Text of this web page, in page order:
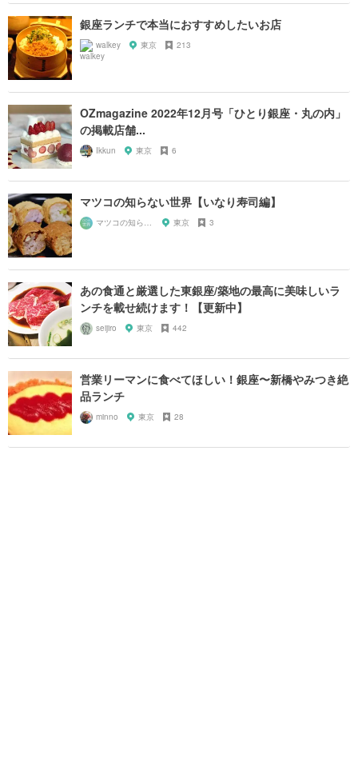
銀座ランチで本当におすすめしたいお店
walkey 東京 213
OZmagazine 2022年12月号「ひとり銀座・丸の内」
の掲載店舗...
Ikkun 東京 6
マツコの知らない世界【いなり寿司編】
東京 3
あの食通と厳選した東銀座/築地の最高に美味しいラ
ンチを載せ続けます！【更新中】
seijiro 東京 442
営業リーマンに食べてほしい！銀座〜新橋やみつき絶
品ランチ
minno 東京 28